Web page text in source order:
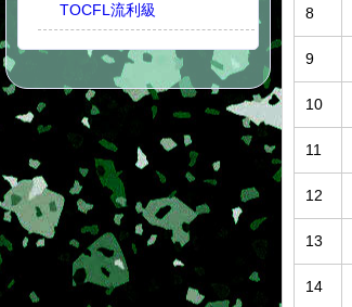
TOCFL流利級 8
9
10
11
12
13
14